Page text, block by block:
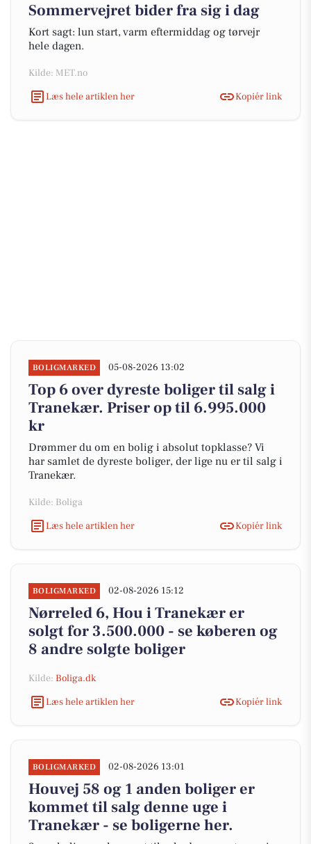
Sommervejret bider fra sig i dag
Kort sagt: lun start, varm eftermiddag og tørvejr
hele dagen.
Kilde: MET.no
Læs hele artiklen her
Kopiér link
BOLIGMARKED 05-08-2026 13:02
Top 6 over dyreste boliger til salg i
Tranekær. Priser op til 6.995.000
kr
Drømmer du om en bolig i absolut topklasse? Vi
har samlet de dyreste boliger, der lige nu er til salg i
Tranekær.
Kilde: Boliga
Læs hele artiklen her
Kopiér link
BOLIGMARKED 02-08-2026 15:12
Nørreled 6, Hou i Tranekær er
solgt for 3.500.000 - se køberen og
8 andre solgte boliger
Kilde: Boliga.dk
Læs hele artiklen her
Kopiér link
BOLIGMARKED 02-08-2026 13:01
Houvej 58 og 1 anden boliger er
kommet til salg denne uge i
Tranekær - se boligerne her.